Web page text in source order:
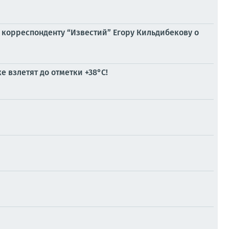
“Известий” Егору Кильдибекову о
до отметки +38°C!